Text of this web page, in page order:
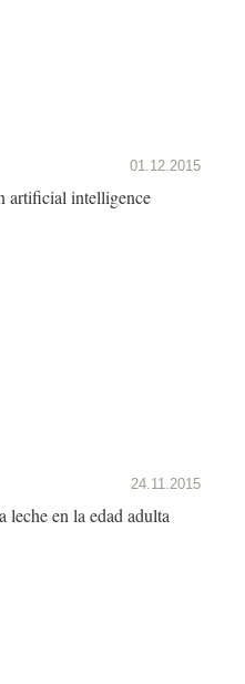
01.12.2015
artificial intelligence
24.11.2015
leche en la edad adulta